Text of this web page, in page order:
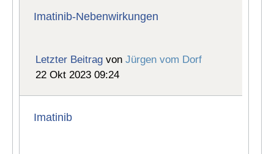
Imatinib-Nebenwirkungen
Letzter Beitrag vonJürgen vom Dorf
22 Okt 2023 09:24
Imatinib